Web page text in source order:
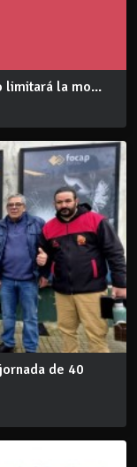
limitará la mo...
de 40